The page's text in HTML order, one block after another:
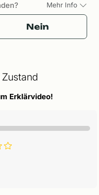
Mehr Info
Nein
Erklärvideo!